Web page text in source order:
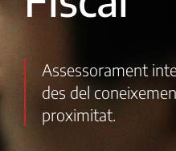
Assessorament
des del
proximitat.